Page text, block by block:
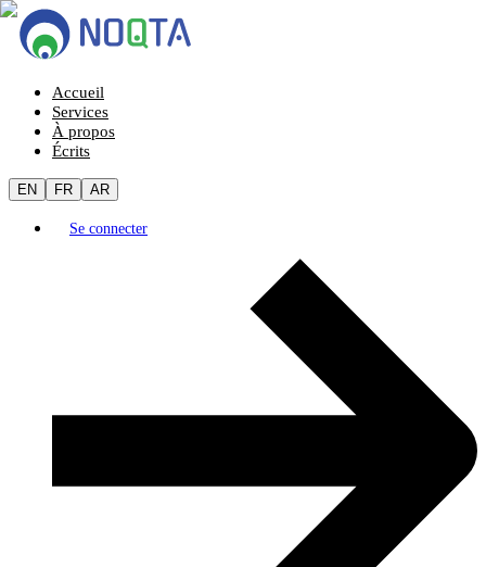
Accueil
Services
À propos
Écrits
EN FR AR
Se connecter